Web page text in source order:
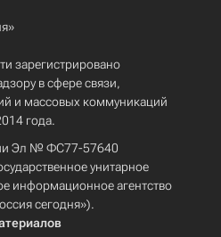
зарегистрировано
в сфере связи,
и массовых коммуникаций
года.
Эл № ФС77-57640
унитарное
информационное агентство
сегодня»).